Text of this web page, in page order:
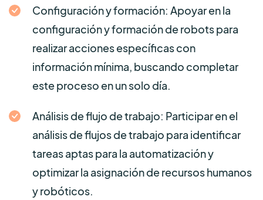
Configuración y formación: Apoyar en la
configuración y formación de robots para
realizar acciones específicas con
información mínima, buscando completar
este proceso en un solo día.
Análisis de flujo de trabajo: Participar en el
análisis de flujos de trabajo para identificar
tareas aptas para la automatización y
optimizar la asignación de recursos humanos
y robóticos.